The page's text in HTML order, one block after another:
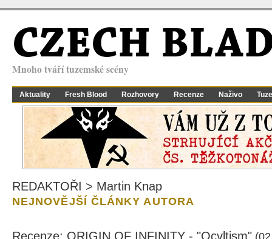
CZECH
Mnoho tváří tuzemské scény
Aktuality Fresh Blood Rozhovory Recenze Naživo
REDAKTOŘI > Martin Knap
NEJNOVĚJŠÍ ČLÁNKY AUTORA
Recenze: ORIGIN OF INFINITY - "Ocvltism"